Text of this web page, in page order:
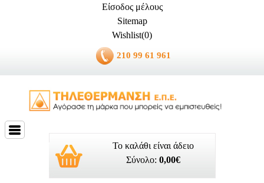
210 99 61 961
Είσοδος μέλους
Sitemap
Wishlist(0)
Το καλάθι είναι άδειο
Σύνολο: 0,00€